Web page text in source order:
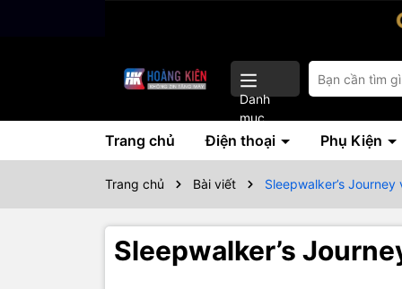
Danh
mục
Trang chủ Điện thoại Phụ Kiện
Trang chủ Bài viết Sleepwalker’s Journey
Sleepwalker’s